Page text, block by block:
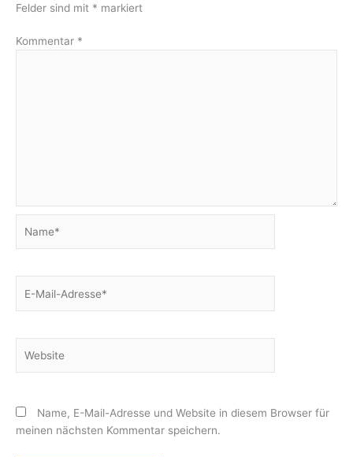
Felder sind mit * markiert
Kommentar *
Mail-
Name, E-Mail-Adresse und Website in diesem Browser für
meinen nächsten Kommentar speichern.